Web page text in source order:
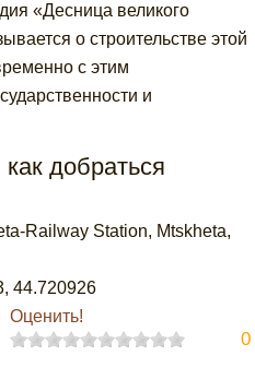
«Десница великого
о строительстве этой
с этим
и
добраться
Railway Station, Mtskheta,
,44.720926
Оценить!
0